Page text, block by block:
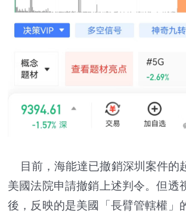
目前，海能達已撤銷深圳案件的
美國法院申請撤銷上述判令。但透
後，反映的是美國「長臂管轄權」